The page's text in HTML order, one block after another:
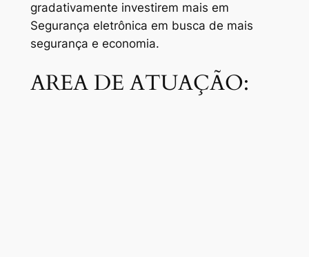
gradativamente investirem mais em
Segurança eletrônica em busca de mais
segurança e economia.
AREA DE ATUAÇÃO: